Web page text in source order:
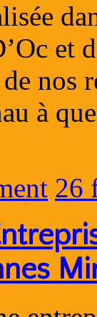
et
nos
à
26